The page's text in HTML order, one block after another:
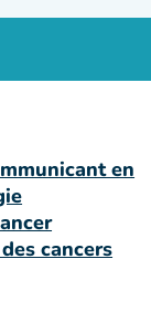
en
cancers